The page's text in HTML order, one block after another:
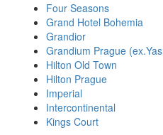
Four Seasons
Grand Hotel Bohemia
Grandior
Grandium Prague
Hilton Old Town
Hilton Prague
Imperial
Intercontinental
Kings Court